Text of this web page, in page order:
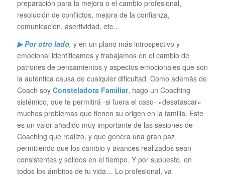
preparación para la mejora o el cambio profesional,
resolución de conflictos, mejora de la confianza,
comunicación, asertividad, etc…
▶ Por otro lado, y en un plano más introspectivo y
emocional identificamos y trabajamos en el cambio de
patrones de pensamientos y aspectos emocionales que son
la auténtica causa de cualquier dificultad. Como además de
Coach soy Consteladora Familiar, hago un Coaching
sistémico, que te permitirá -si fuera el caso- «desatascar»
muchos problemas que tienen su origen en la familia. Este
es un valor añadido muy importante de las sesiones de
Coaching que realizo, y que genera una gran paz,
permitiendo que los cambio y avances realizados sean
consistentes y sólidos en el tiempo. Y por supuesto, en
todos los ámbitos de tu vida… Lo profesional, va